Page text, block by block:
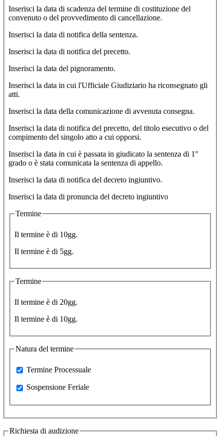
Inserisci la data di scadenza del termine di costituzione del
convenuto o del provvedimento di cancellazione.
Inserisci la data di notifica della sentenza.
Inserisci la data di notifica del precetto.
Inserisci la data del pignoramento.
Inserisci la data in cui l'Ufficiale Giudiziario ha riconsegnato gli
atti.
Inserisci la data della comunicazione di avvenuta consegna.
Inserisci la data di notifica del precetto, del titolo esecutivo o del
compimento del singolo atto a cui opporsi.
Inserisci la data in cui è passata in giudicato la sentenza di 1°
grado o è stata comunicata la sentenza di appello.
Inserisci la data di notifica del decreto ingiuntivo.
Inserisci la data di pronuncia del decreto ingiuntivo
Termine
Il termine è di 10gg.
Il termine è di 5gg.
Termine
Il termine è di 20gg.
Il termine è di 10gg.
Natura del termine
Processuale
Termine Processuale
Sospensione Feriale
Sospensione Feriale
Richiesta di audizione